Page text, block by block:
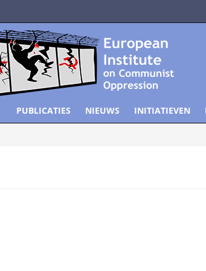
PUBLICATIES NIEUWS INITIATIEVEN